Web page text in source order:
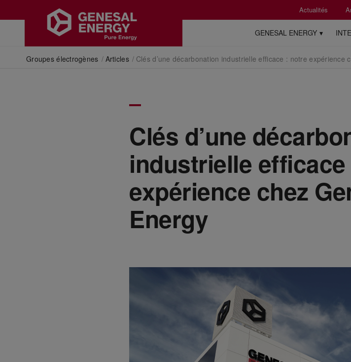
Actualités
GENESAL ENERGY
Groupes électrogènes / Articles / Clés d’une décarbonation industrielle efficace : notre expérience
Clés d’une
industrielle
expérience chez
Energy